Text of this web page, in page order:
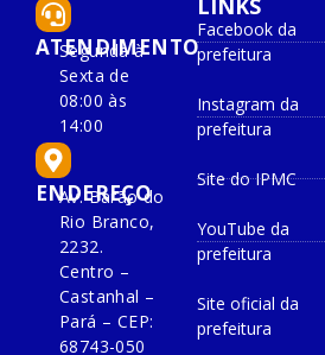
ATENDIMENTO
Segunda à
Sexta de
08:00 às
14:00
ENDEREÇO
Av. Barão do
Rio Branco,
2232.
Centro –
Castanhal –
Pará – CEP:
68743-050
LINKS
Facebook da
prefeitura
Instagram da
prefeitura
Site do IPMC
YouTube da
prefeitura
Site oficial da
prefeitura